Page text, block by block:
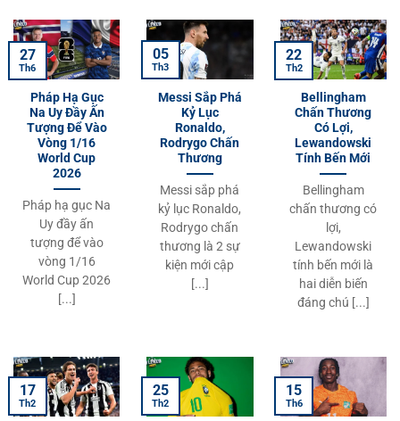
Pháp Hạ Gục
Na Uy Đầy Ấn
Tượng Để Vào
Vòng 1/16
World Cup
2026
Pháp hạ gục Na
Uy đầy ấn
tượng để vào
vòng 1/16
World Cup 2026
[...]
27
Th6
Messi Sắp Phá
Kỷ Lục
Ronaldo,
Rodrygo Chấn
Thương
Messi sắp phá
kỷ lục Ronaldo,
Rodrygo chấn
thương là 2 sự
kiện mới cập
[...]
05
Th3
Bellingham
Chấn Thương
Có Lợi,
Lewandowski
Tính Bến Mới
Bellingham
chấn thương có
lợi,
Lewandowski
tính bến mới là
hai diễn biến
đáng chú [...]
22
Th2
17
Th2
25
Th2
15
Th6